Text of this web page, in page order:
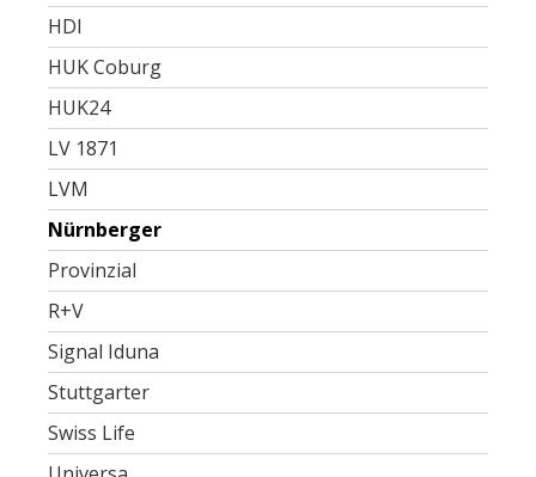
HDI
HUK Coburg
HUK24
LV 1871
LVM
Nürnberger
Provinzial
R+V
Signal Iduna
Stuttgarter
Swiss Life